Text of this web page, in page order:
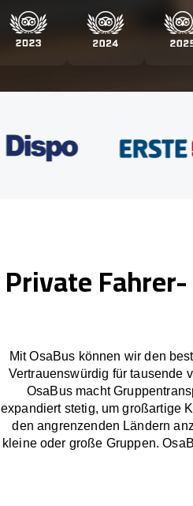
Private
Mit OsaBus können wir den
Vertrauenswürdig für tausende
OsaBus macht
expandiert stetig, um großartige
den angrenzenden Ländern
kleine oder große Gruppen.